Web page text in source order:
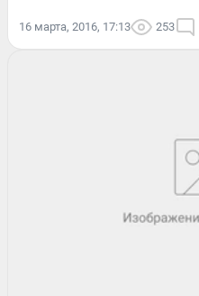
16 марта, 2016, 17:13 253